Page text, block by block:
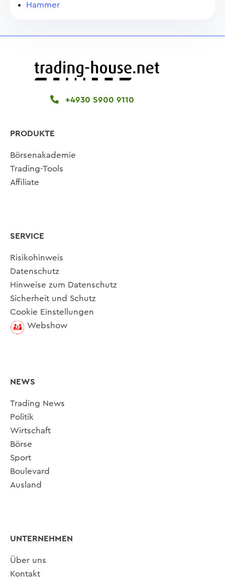
Hammer
+4930 5900 9110
PRODUKTE
Börsenakademie
Trading-Tools
Affiliate
SERVICE
Risikohinweis
Datenschutz
Hinweise zum Datenschutz
Sicherheit und Schutz
Cookie Einstellungen
Webshow
NEWS
Trading News
Politik
Wirtschaft
Börse
Sport
Boulevard
Ausland
UNTERNEHMEN
Über uns
Kontakt